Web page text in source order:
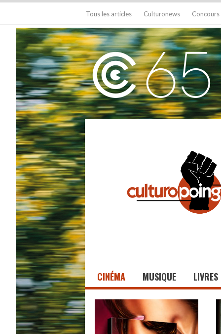
Tous les articles Culturonews Concours
CINÉMA MUSIQUE LIVRES